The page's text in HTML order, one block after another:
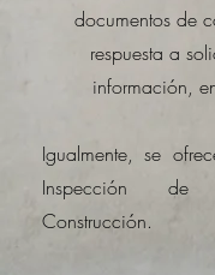
documentos de
respuesta a
información,
Igualmente, se
Inspección
Construcción.